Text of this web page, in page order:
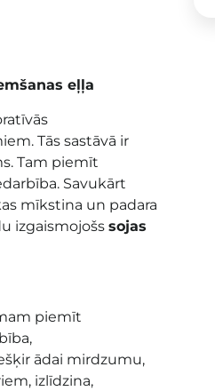
eļļa
. Tās sastāvā ir
Tam piemīt
Savukārt
mīkstina un padara
izgaismojošs sojas
piemīt
ādai mirdzumu,
izlīdzina,